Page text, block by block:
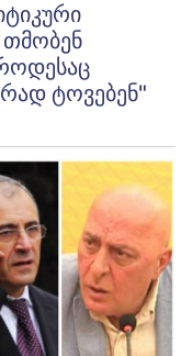
ტოვებენ"